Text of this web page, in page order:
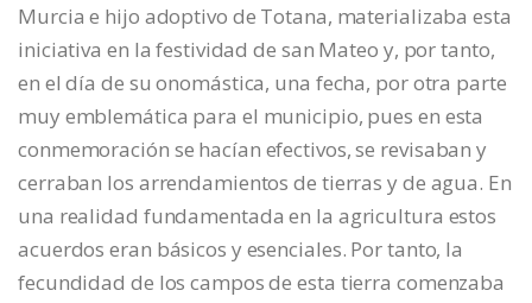
Murcia e hijo adoptivo de Totana, materializaba esta
iniciativa en la festividad de san Mateo y, por tanto,
en el día de su onomástica, una fecha, por otra parte
muy emblemática para el municipio, pues en esta
conmemoración se hacían efectivos, se revisaban y
cerraban los arrendamientos de tierras y de agua. En
una realidad fundamentada en la agricultura estos
acuerdos eran básicos y esenciales. Por tanto, la
fecundidad de los campos de esta tierra comenzaba